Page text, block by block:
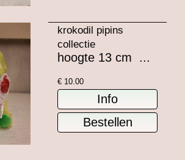
krokodil pipins
collectie
hoogte 13 cm ...
€ 10.00